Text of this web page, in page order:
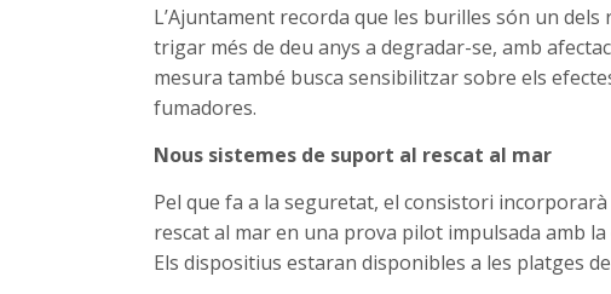
L’Ajuntament recorda que les burilles són un
trigar més de deu anys a degradar-se, amb
mesura també busca sensibilitzar sobre els
fumadores.
Nous sistemes de suport al rescat al mar
Pel que fa a la seguretat, el consistori
rescat al mar en una prova pilot impulsada amb
Els dispositius estaran disponibles a les platges